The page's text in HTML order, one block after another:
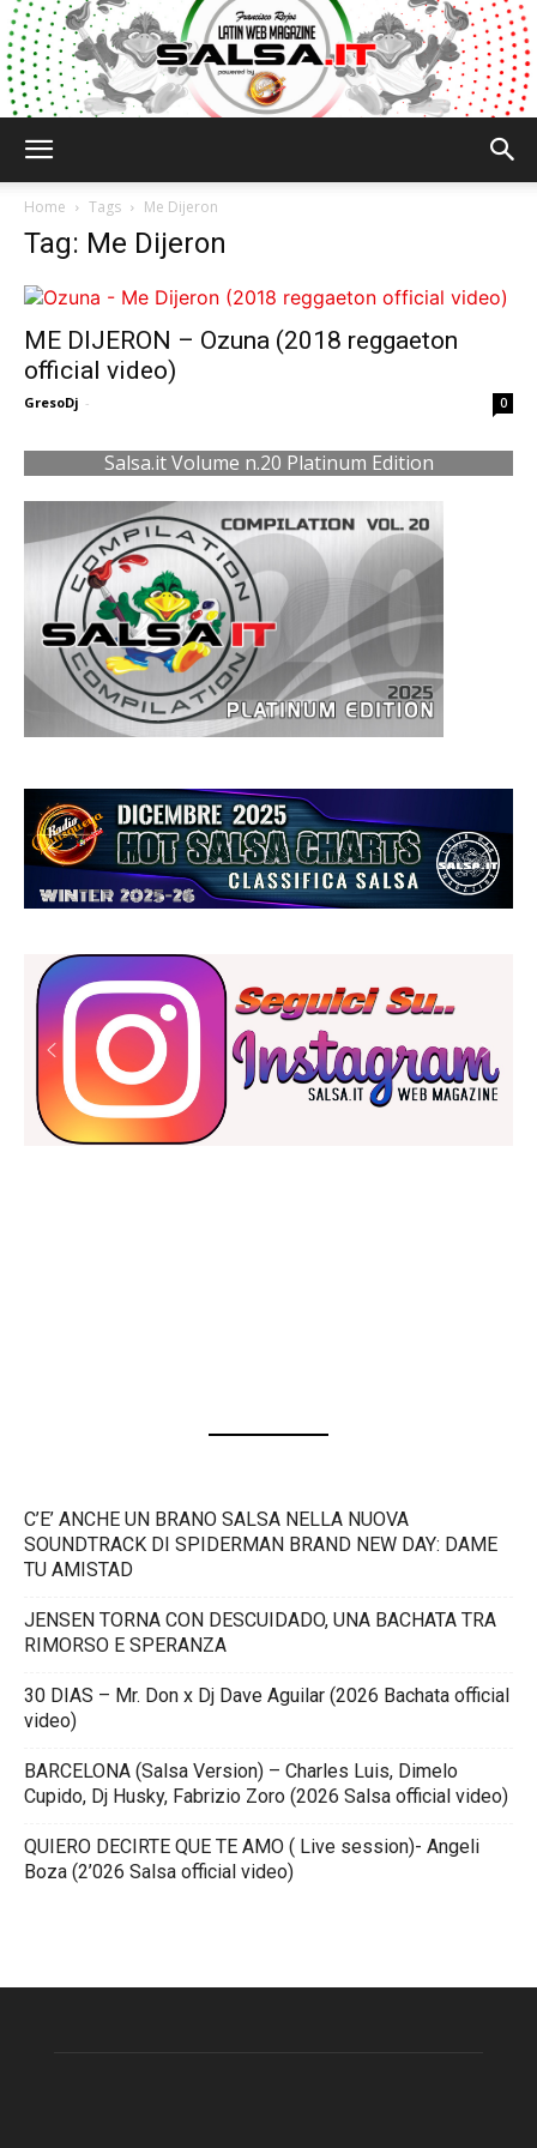
Home Tags Me Dijeron
Tag: Me Dijeron
ME DIJERON – Ozuna (2018 reggaeton
official video)
GresoDj - 0
Salsa.it Volume n.20 Platinum Edition
C’E’ ANCHE UN BRANO SALSA NELLA NUOVA
SOUNDTRACK DI SPIDERMAN BRAND NEW DAY: DAME
TU AMISTAD
JENSEN TORNA CON DESCUIDADO, UNA BACHATA TRA
RIMORSO E SPERANZA
30 DIAS – Mr. Don x Dj Dave Aguilar (2026 Bachata official
video)
BARCELONA (Salsa Version) – Charles Luis, Dimelo
Cupido, Dj Husky, Fabrizio Zoro (2026 Salsa official video)
QUIERO DECIRTE QUE TE AMO ( Live session)- Angeli
Boza (2’026 Salsa official video)